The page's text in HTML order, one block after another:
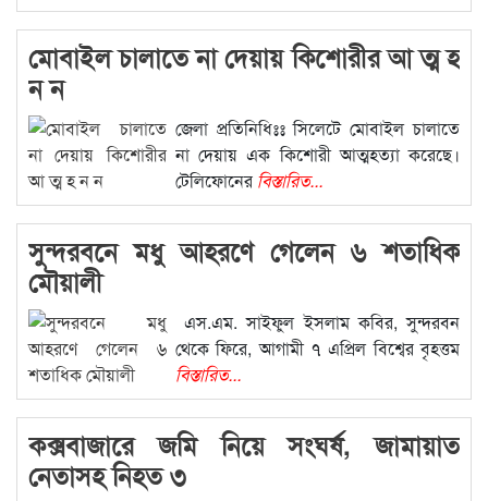
মোবাইল চালাতে না দেয়ায় কিশোরীর আ ত্ম হ
ন ন
জেলা প্রতিনিধিঃঃ সিলেটে মোবাইল চালাতে
না দেয়ায় এক কিশোরী আত্মহত্যা করেছে।
টেলিফোনের বিস্তারিত...
সুন্দরবনে মধু আহরণে গেলেন ৬ শতাধিক
মৌয়ালী
এস.এম. সাইফুল ইসলাম কবির, সুন্দরবন
থেকে ফিরে, আগামী ৭ এপ্রিল বিশ্বের বৃহত্তম
বিস্তারিত...
কক্সবাজারে জমি নিয়ে সংঘর্ষ, জামায়াত
নেতাসহ নিহত ৩